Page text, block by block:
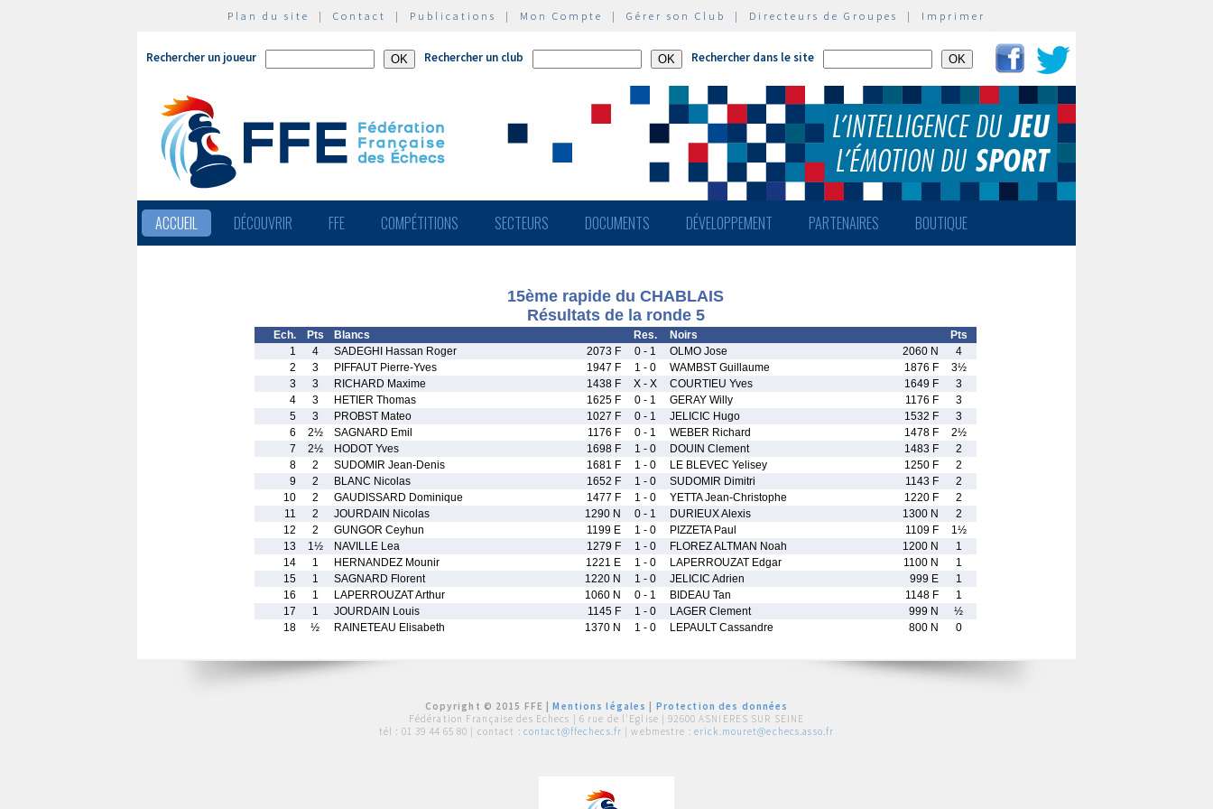
Plan du site | Contact | Publications | Mon Compte | Gérer son Club | Directeurs de Groupes | Imprimer
Rechercher un joueur Rechercher un club Rechercher dans le site
ACCUEIL DÉCOUVRIR FFE COMPÉTITIONS SECTEURS DOCUMENTS DÉVELOPPEMENT PARTENAIRES BOUTIQUE
15ème rapide du CHABLAIS
Résultats de la ronde 5
Ech. Pts Blancs Res. Noirs
Pts
1
4 SADEGHI Hassan Roger 2073 F 0 - 1 OLMO Jose 2060 N
4
2
3 PIFFAUT Pierre-Yves 1947 F 1 - 0 WAMBST Guillaume 1876 F
3½
3
3 RICHARD Maxime 1438 F X - X COURTIEU Yves 1649 F
3
4
3 HETIER Thomas 1625 F 0 - 1 GERAY Willy 1176 F
3
5
3 PROBST Mateo 1027 F 0 - 1 JELICIC Hugo 1532 F
3
6
2½ SAGNARD Emil 1176 F 0 - 1 WEBER Richard 1478 F
2½
7
2½ HODOT Yves 1698 F 1 - 0 DOUIN Clement 1483 F
2
8
2 SUDOMIR Jean-Denis 1681 F 1 - 0 LE BLEVEC Yelisey 1250 F
2
9
2 BLANC Nicolas 1652 F 1 - 0 SUDOMIR Dimitri 1143 F
2
10
2 GAUDISSARD Dominique 1477 F 1 - 0 YETTA Jean-Christophe 1220 F
2
11
2 JOURDAIN Nicolas 1290 N 0 - 1 DURIEUX Alexis 1300 N
2
12
2 GUNGOR Ceyhun 1199 E 1 - 0 PIZZETA Paul 1109 F
1½
13
1½ NAVILLE Lea 1279 F 1 - 0 FLOREZ ALTMAN Noah 1200 N
1
14
1 HERNANDEZ Mounir 1221 E 1 - 0 LAPERROUZAT Edgar 1100 N
1
15
1 SAGNARD Florent 1220 N 1 - 0 JELICIC Adrien 999 E
1
16
1 LAPERROUZAT Arthur 1060 N 0 - 1 BIDEAU Tan 1148 F
1
17
1 JOURDAIN Louis 1145 F 1 - 0 LAGER Clement 999 N
½
18
½ RAINETEAU Elisabeth 1370 N 1 - 0 LEPAULT Cassandre 800 N 0
Copyright © 2015 FFE |Mentions légales
Protection des données
Fédération Française des Echecs | 6 rue de l'Eglise | 92600 ASNIERES SUR SEINE
tél : 01 39 44 65 80 | contact : contact@ffechecs.fr | webmestre : erick.mouret@echecs.asso.fr